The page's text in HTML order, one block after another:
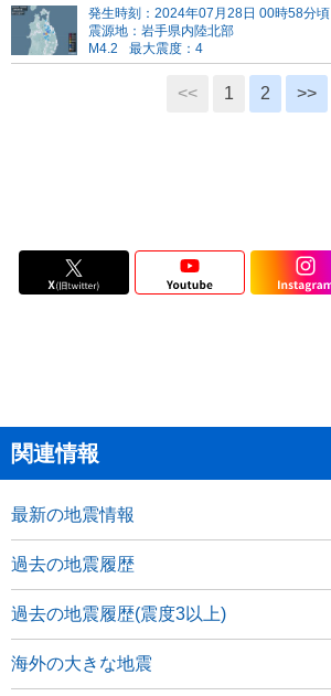
発生時刻：2024年07月28日 00時58分頃
震源地：岩手県内陸北部
M4.2
最大震度：4
<< 1 2 >>
関連情報
最新の地震情報
過去の地震履歴
過去の地震履歴(震度3以上)
海外の大きな地震